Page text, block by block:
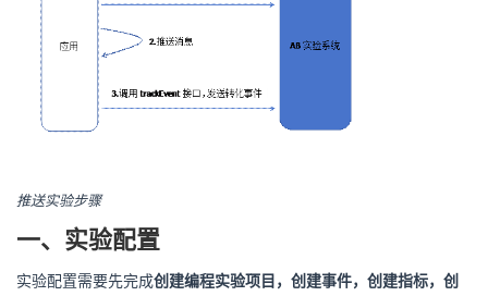
推送实验步骤
一、实验配置
实验配置需要先完成创建编程实验项目，创建事件，创建指标，创